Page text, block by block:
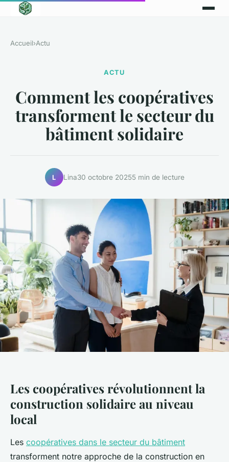
Accueil›Actu
ACTU
Comment les coopératives
transforment le secteur du
bâtiment solidaire
L Lina30 octobre 20255 min de lecture
Les coopératives révolutionnent la
construction solidaire au niveau
local
Les coopératives dans le secteur du bâtiment
transforment notre approche de la construction en